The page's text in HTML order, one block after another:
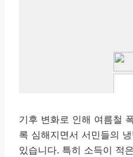
기후 변화로 인해 여름철
록 심해지면서 서민들의
있습니다. 특히 소득이 적